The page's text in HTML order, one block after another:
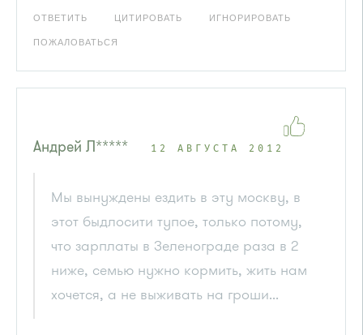
ОТВЕТИТЬ ЦИТИРОВАТЬ ИГНОРИРОВАТЬ
ПОЖАЛОВАТЬСЯ
Андрей Л***** 12 АВГУСТА 2012
Мы вынуждены ездить в эту москву, в
этот быдлосити тупое, только потому,
что зарплаты в Зеленограде раза в 2
ниже, семью нужно кормить, жить нам
хочется, а не выживать на гроши...